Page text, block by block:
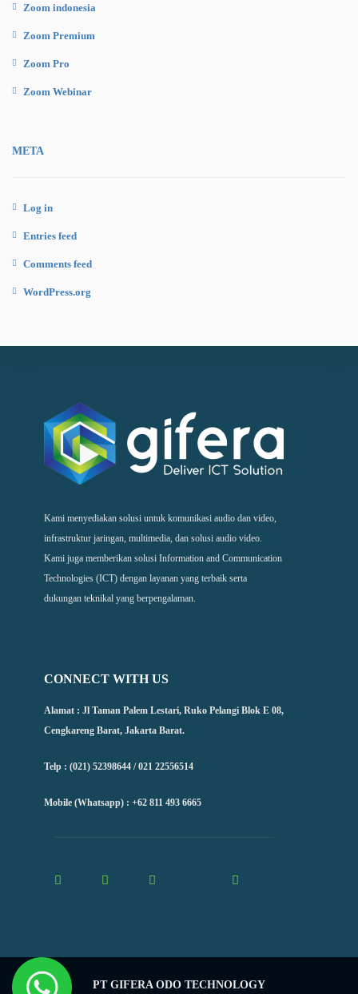
Zoom indonesia
Zoom Premium
Zoom Pro
Zoom Webinar
META
Log in
Entries feed
Comments feed
WordPress.org
Kami menyediakan solusi untuk komunikasi audio dan video,
infrastruktur jaringan, multimedia, dan solusi audio video.
Kami juga memberikan solusi Information and Communication
Technologies (ICT) dengan layanan yang terbaik serta
dukungan teknikal yang berpengalaman.
CONNECT WITH US
Alamat : Jl Taman Palem Lestari, Ruko Pelangi Blok E 08,
Cengkareng Barat, Jakarta Barat.
Telp : (021) 52398644 / 021 22556514
Mobile (Whatsapp) : +62 811 493 6665
PT GIFERA ODO TECHNOLOGY